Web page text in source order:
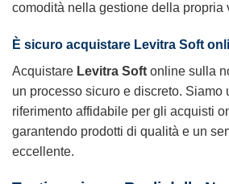
comodità nella gestione della propria
È sicuro acquistare Levitra Soft
Acquistare Levitra Soft online sulla
un processo sicuro e discreto. Siamo
riferimento affidabile per gli acquisti
garantendo prodotti di qualità e un
eccellente.